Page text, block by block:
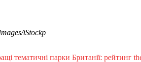
iStockp
тематичні парки Британії: рейтинг